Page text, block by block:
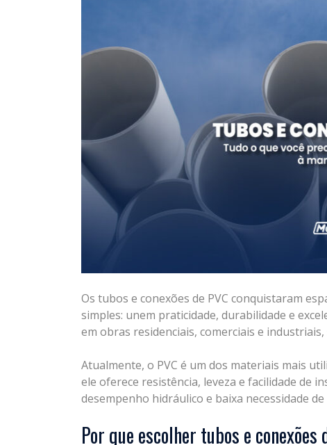
Os tubos e conexões de PVC conquistaram
simples: unem praticidade, durabilidade e
em obras residenciais, comerciais e
Atualmente, o PVC é um dos materiais mais
ele oferece resistência, leveza e facilidade de
desempenho hidráulico e baixa necessidade
Por que escolher tubos e conexões